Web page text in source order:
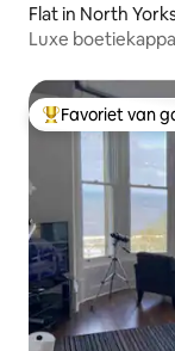
Flat in North
Luxe
Topfavoriet van
Favoriet van